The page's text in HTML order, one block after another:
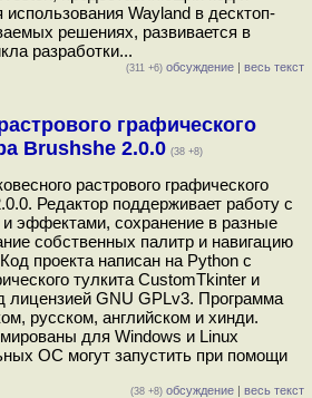
Wayland в десктоп-
решениях, развивается в
разработки...
(311 +6) обсуждение | весь текст
графического
Brushshe 2.0.0 (38 +8)
растрового графического
Редактор поддерживает работу с
эффектами, сохранение в разные
собственных палитр и навигацию
проекта написан на Python с
тулкита CustomTkinter и
лицензией GNU GPLv3. Программа
русском, английском и хинди.
для Windows и Linux
ОС могут запустить при помощи
(38 +8) обсуждение | весь текст